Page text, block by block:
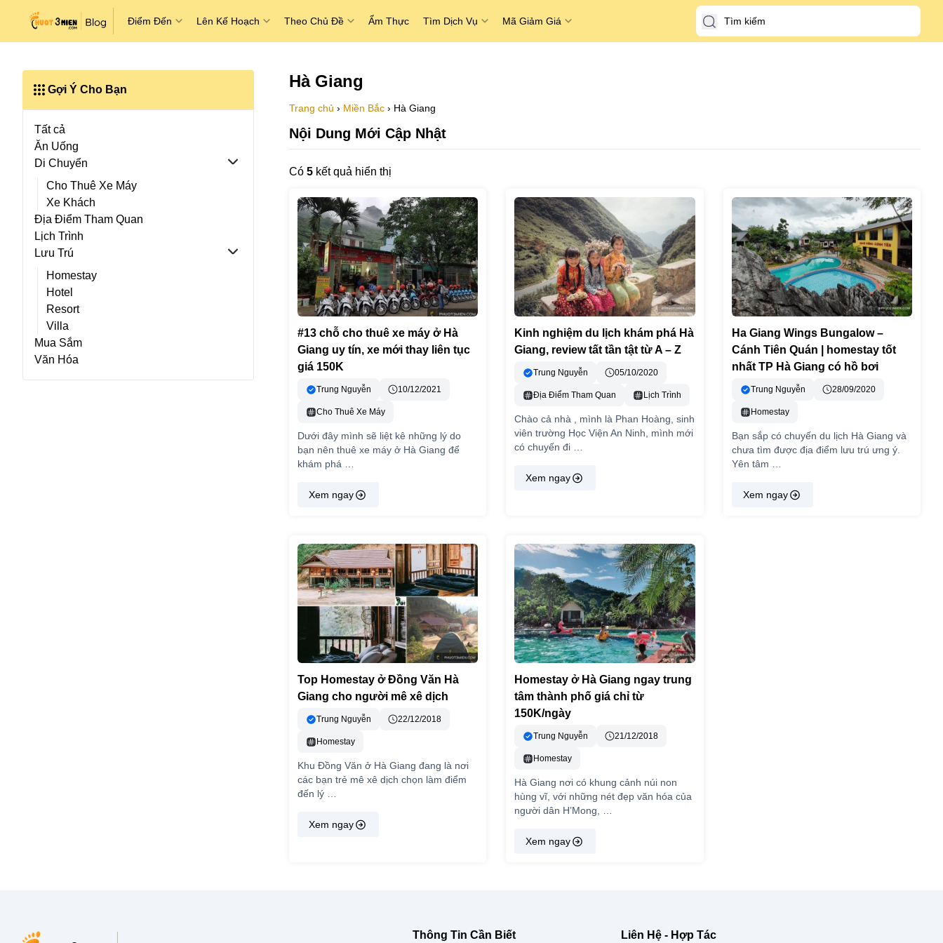
Điểm Đến Lên Kế Hoạch Theo Chủ Đề Ẩm Thực Tìm Dịch Vụ Mã Giảm Giá
Gợi Ý Cho Bạn
Tất cả
Ăn Uống
Di Chuyển
Cho Thuê Xe Máy
Xe Khách
Địa Điểm Tham Quan
Lịch Trình
Lưu Trú
Homestay
Hotel
Resort
Villa
Mua Sắm
Văn Hóa
Hà Giang
Trang chủ › Miền Bắc › Hà Giang
Nội Dung Mới Cập Nhật
Có 5 kết quả hiển thị
#13 chỗ cho thuê xe máy ở Hà
Giang uy tín, xe mới thay liên tục
giá 150K
Trung Nguyễn 10/12/2021
Cho Thuê Xe Máy
Dưới đây mình sẽ liệt kê những lý do
bạn nên thuê xe máy ở Hà Giang để
khám phá …
Xem ngay
Kinh nghiệm du lịch khám phá Hà
Giang, review tất tần tật từ A – Z
Trung Nguyễn 05/10/2020
Địa Điểm Tham Quan Lịch Trình
Chào cả nhà , mình là Phan Hoàng, sinh
viên trường Học Viện An Ninh, mình mới
có chuyến đi …
Xem ngay
Ha Giang Wings Bungalow –
Cánh Tiên Quán | homestay tốt
nhất TP Hà Giang có hồ bơi
Trung Nguyễn 28/09/2020
Homestay
Bạn sắp có chuyến du lịch Hà Giang và
chưa tìm được địa điểm lưu trú ưng ý.
Yên tâm …
Xem ngay
Top Homestay ở Đồng Văn Hà
Giang cho người mê xê dịch
Trung Nguyễn 22/12/2018
Homestay
Khu Đồng Văn ở Hà Giang đang là nơi
các bạn trẻ mê xê dịch chọn làm điểm
đến lý …
Xem ngay
Homestay ở Hà Giang ngay trung
tâm thành phố giá chỉ từ
150K/ngày
Trung Nguyễn 21/12/2018
Homestay
Hà Giang nơi có khung cảnh núi non
hùng vĩ, với những nét đẹp văn hóa của
người dân H’Mong, …
Xem ngay
Thông Tin Cần Biết Liên Hệ - Hợp Tác